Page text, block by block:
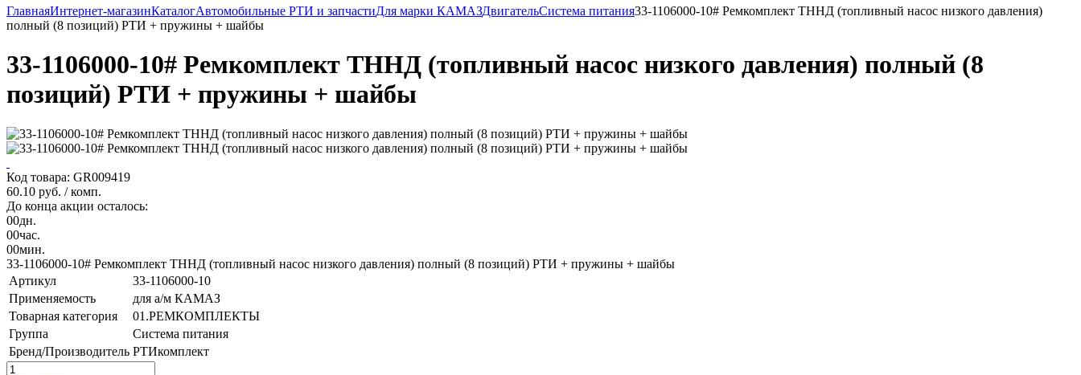
ГлавнаяИнтернет-магазинКаталогАвтомобильные РТИ и запчастиДля марки КАМАЗДвигательСистема питания33-1106000-10# Ремкомплект ТННД (топливный насос низкого давления)
полный (8 позиций) РТИ + пружины + шайбы
33-1106000-10# Ремкомплект ТННД (топливный насос низкого давления) полный (8
позиций) РТИ + пружины + шайбы
Код товара: GR009419
60.10 руб. / комп.
До конца акции осталось:
00дн.
00час.
00мин.
33-1106000-10# Ремкомплект ТННД (топливный насос низкого давления) полный (8 позиций) РТИ + пружины + шайбы
Артикул
33-1106000-10
Применяемость
для а/м КАМАЗ
Товарная категория
01.РЕМКОМПЛЕКТЫ
Группа
Система питания
Бренд/Производитель РТИкомплект